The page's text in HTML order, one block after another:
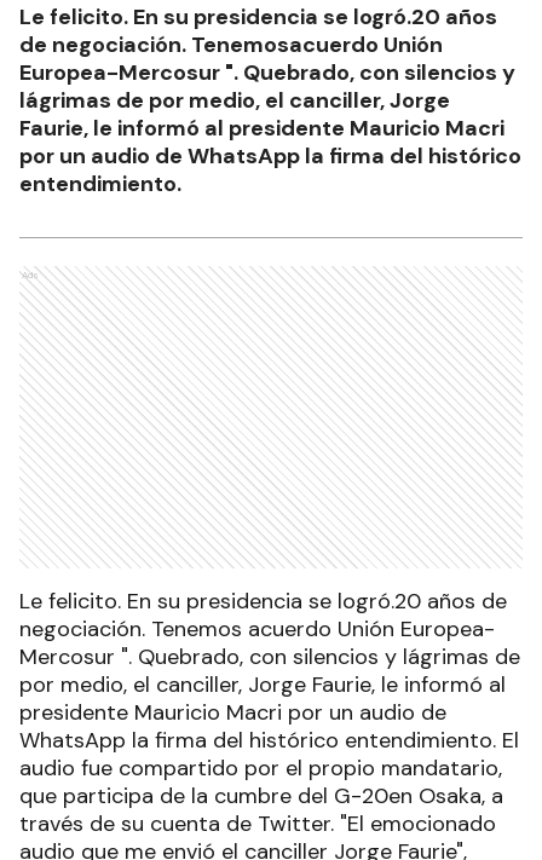
Le felicito. En su presidencia se logró.20 años
de negociación. Tenemosacuerdo Unión
Europea-Mercosur ". Quebrado, con silencios y
lágrimas de por medio, el canciller, Jorge
Faurie, le informó al presidente Mauricio Macri
por un audio de WhatsApp la firma del histórico
entendimiento.
Ads
Le felicito. En su presidencia se logró.20 años de
negociación. Tenemos acuerdo Unión Europea-
Mercosur ". Quebrado, con silencios y lágrimas de
por medio, el canciller, Jorge Faurie, le informó al
presidente Mauricio Macri por un audio de
WhatsApp la firma del histórico entendimiento. El
audio fue compartido por el propio mandatario,
que participa de la cumbre del G-20en Osaka, a
través de su cuenta de Twitter. "El emocionado
audio que me envió el canciller Jorge Faurie",